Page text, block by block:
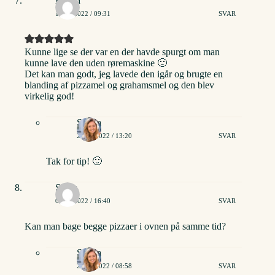
15/05/2022 / 09:31 SVAR
Kunne lige se der var en der havde spurgt om man
kunne lave den uden røremaskine 🙂
Det kan man godt, jeg lavede den igår og brugte en
blanding af pizzamel og grahamsmel og den blev
virkelig god!
Stinna
22/08/2022 / 13:20 SVAR
Tak for tip! 🙂
Signe
05/08/2022 / 16:40 SVAR
Kan man bage begge pizzaer i ovnen på samme tid?
Stinna
20/08/2022 / 08:58 SVAR